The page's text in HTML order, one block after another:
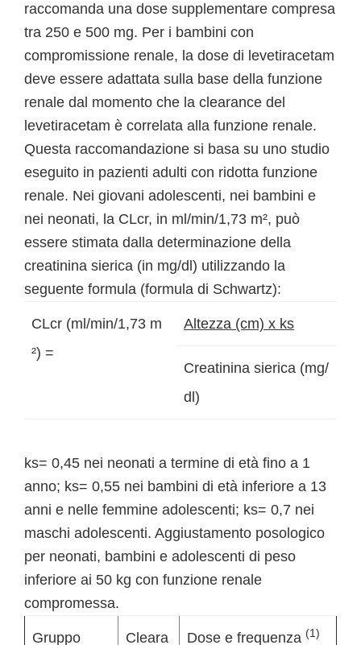
raccomanda una dose supplementare compresa
tra 250 e 500 mg. Per i bambini con
compromissione renale, la dose di levetiracetam
deve essere adattata sulla base della funzione
renale dal momento che la clearance del
levetiracetam è correlata alla funzione renale.
Questa raccomandazione si basa su uno studio
eseguito in pazienti adulti con ridotta funzione
renale. Nei giovani adolescenti, nei bambini e
nei neonati, la CLcr, in ml/min/1,73 m², può
essere stimata dalla determinazione della
creatinina sierica (in mg/dl) utilizzando la
seguente formula (formula di Schwartz):
CLcr (ml/min/1,73 m
²) =
Altezza (cm) x ks
Creatinina sierica (mg/
dl)
ks= 0,45 nei neonati a termine di età fino a 1
anno; ks= 0,55 nei bambini di età inferiore a 13
anni e nelle femmine adolescenti; ks= 0,7 nei
maschi adolescenti. Aggiustamento posologico
per neonati, bambini e adolescenti di peso
inferiore ai 50 kg con funzione renale
compromessa.
Gruppo Cleara Dose e frequenza (1)